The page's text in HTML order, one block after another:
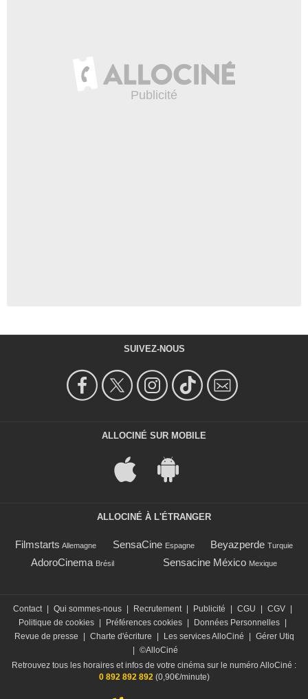
SUIVEZ-NOUS
ALLOCINÉ SUR MOBILE
ALLOCINÉ À L'ÉTRANGER
Filmstarts Allemagne SensaCine Espagne Beyazperde Turquie
AdoroCinema Brésil Sensacine México Mexique
Contact Qui sommes-nous Recrutement Publicité CGU CGV
Politique de cookies
Préférences cookies Données Personnelles
Revue de presse
Charte d'écriture Les services AlloCiné
Gérer Utiq
©AlloCiné
Retrouvez tous les horaires et infos de votre cinéma sur le numéro AlloCiné :
0 892 892 892(0,90€/minute)